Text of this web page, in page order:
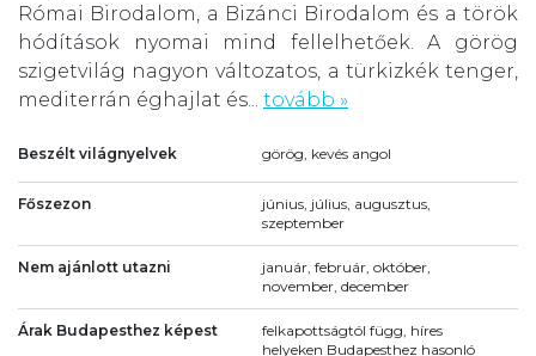
Római Birodalom, a Bizánci Birodalom és a török
hódítások nyomai mind fellelhetőek. A görög
szigetvilág nagyon változatos, a türkizkék tenger,
mediterrán éghajlat és... tovább »
Beszélt világnyelvek görög, kevés angol
Főszezon
június, július, augusztus,
szeptember
Nem ajánlott utazni
január, február, október,
november, december
Árak Budapesthez képest
felkapottságtól függ, híres
helyeken Budapesthez hasonló